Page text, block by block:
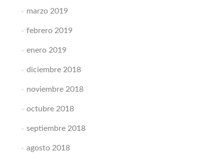
marzo 2019
febrero 2019
enero 2019
diciembre 2018
noviembre 2018
octubre 2018
septiembre 2018
agosto 2018